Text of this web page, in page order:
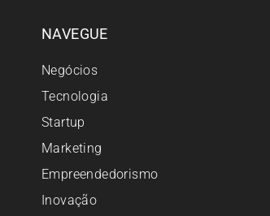
NAVEGUE
Negócios
Tecnologia
Startup
Marketing
Empreendedorismo
Inovação